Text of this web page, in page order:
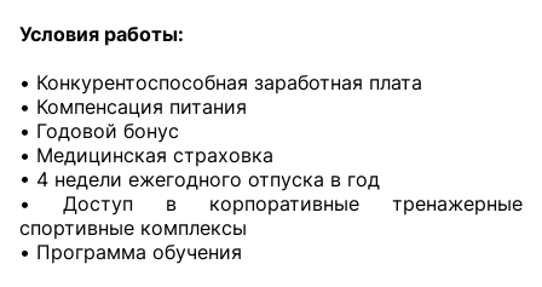
Условия работы:
• Конкурентоспособная заработная плата
• Компенсация питания
• Годовой бонус
• Медицинская страховка
• 4 недели ежегодного отпуска в год
• Доступ в корпоративные тренажерные
спортивные комплексы
• Программа обучения